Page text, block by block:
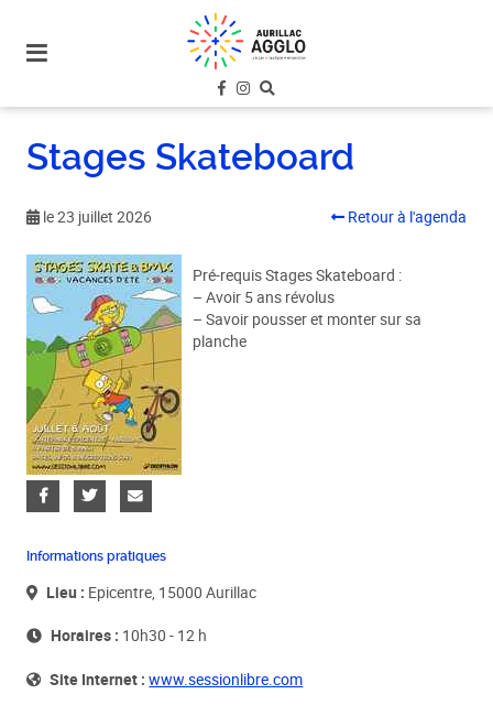
site
menu
contenu
Stages Skateboard
le 23 juillet 2026 Retour à l'agenda
Pré-requis Stages Skateboard :
– Avoir 5 ans révolus
– Savoir pousser et monter sur sa
planche
Informations pratiques
Lieu : Epicentre, 15000 Aurillac
Horaires : 10h30 - 12 h
Site Internet : www.sessionlibre.com